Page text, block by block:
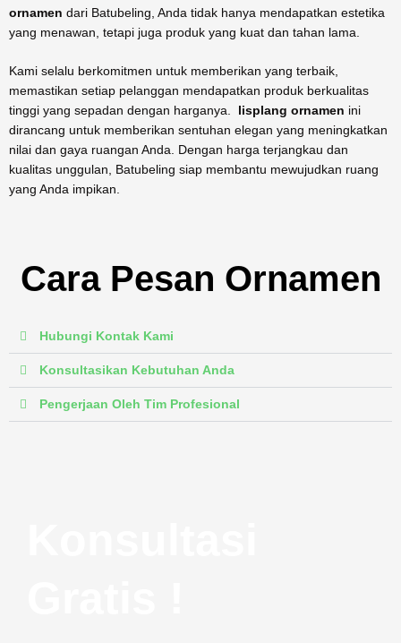
ornamen dari Batubeling, Anda tidak hanya mendapatkan estetika
yang menawan, tetapi juga produk yang kuat dan tahan lama.
Kami selalu berkomitmen untuk memberikan yang terbaik,
memastikan setiap pelanggan mendapatkan produk berkualitas
tinggi yang sepadan dengan harganya.
lisplang ornamen ini
dirancang untuk memberikan sentuhan elegan yang meningkatkan
nilai dan gaya ruangan Anda. Dengan harga terjangkau dan
kualitas unggulan, Batubeling siap membantu mewujudkan ruang
yang Anda impikan.
Cara Pesan Ornamen
Hubungi Kontak Kami
Konsultasikan Kebutuhan Anda
Pengerjaan Oleh Tim Profesional